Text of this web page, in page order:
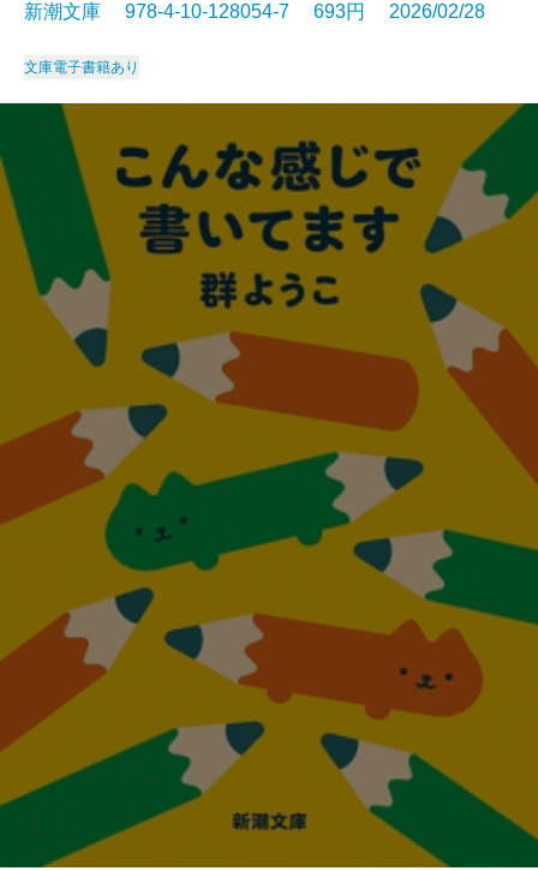
新潮文庫 978-4-10-128054-7 693円 2026/02/28
文庫電子書籍あり